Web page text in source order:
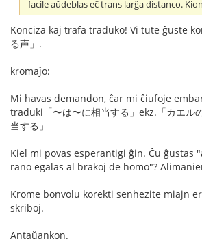
facile aŭdeblas eĉ trans larĝa distanco.
Konciza kaj trafa traduko! Vi tute ĝuste
る声」.
kromaĵo:
Mi havas demandon, ĉar mi ĉiufoje
traduki「〜は〜に相当する」ekz.「カエル
当する」
Kiel mi povas esperantigi ĝin. Ĉu ĝustas
rano egalas al brakoj de homo"?
Krome bonvolu korekti senhezite miajn
skriboj.
Antaŭankon.